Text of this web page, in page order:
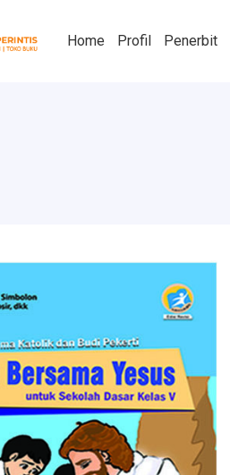
Home Profil Penerbit